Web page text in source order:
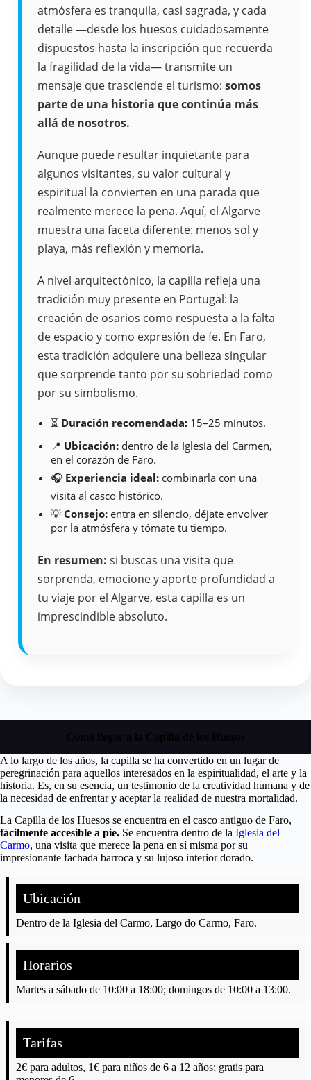
atmósfera es tranquila, casi sagrada, y cada
detalle —desde los huesos cuidadosamente
dispuestos hasta la inscripción que recuerda
la fragilidad de la vida— transmite un
mensaje que trasciende el turismo: somos
parte de una historia que continúa más
allá de nosotros.
Aunque puede resultar inquietante para
algunos visitantes, su valor cultural y
espiritual la convierten en una parada que
realmente merece la pena. Aquí, el Algarve
muestra una faceta diferente: menos sol y
playa, más reflexión y memoria.
A nivel arquitectónico, la capilla refleja una
tradición muy presente en Portugal: la
creación de osarios como respuesta a la falta
de espacio y como expresión de fe. En Faro,
esta tradición adquiere una belleza singular
que sorprende tanto por su sobriedad como
por su simbolismo.
⏳ Duración recomendada: 15–25 minutos.
📍 Ubicación: dentro de la Iglesia del Carmen,
en el corazón de Faro.
🎧 Experiencia ideal: combinarla con una
visita al casco histórico.
💡Consejo: entra en silencio, déjate envolver
por la atmósfera y tómate tu tiempo.
En resumen: si buscas una visita que
sorprenda, emocione y aporte profundidad a
tu viaje por el Algarve, esta capilla es un
imprescindible absoluto.
A lo largo de los años, la capilla se ha convertido en un lugar de
peregrinación para aquellos interesados en la espiritualidad, el arte y la
historia. Es, en su esencia, un testimonio de la creatividad humana y de
la necesidad de enfrentar y aceptar la realidad de nuestra mortalidad.
La Capilla de los Huesos se encuentra en el casco antiguo de Faro,
fácilmente accesible a pie. Se encuentra dentro de la Iglesia del
Carmo, una visita que merece la pena en sí misma por su
impresionante fachada barroca y su lujoso interior dorado.
Ubicación
Dentro de la Iglesia del Carmo, Largo do Carmo, Faro.
Horarios
Martes a sábado de 10:00 a 18:00; domingos de 10:00 a 13:00.
Tarifas
2€ para adultos, 1€ para niños de 6 a 12 años; gratis para